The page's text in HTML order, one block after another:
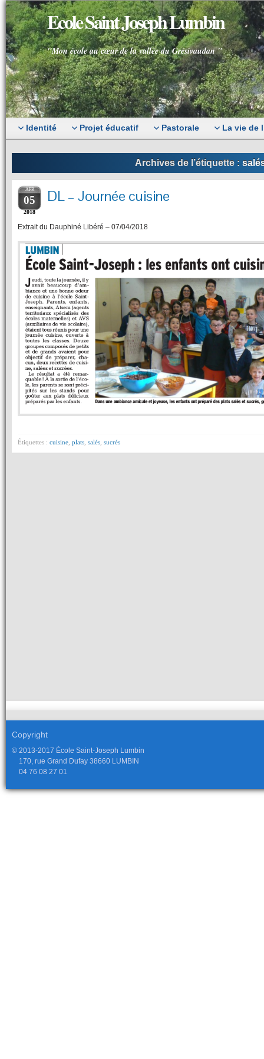
Ecole Saint Joseph Lumbin
"Mon école au cœur de la vallée du Grésivaudan "
Identité Projet éducatif Pastorale La vie de
Archives de l’étiquette :
APR
05
2018
DL – Journée cuisine
Extrait du Dauphiné Libéré – 07/04/2018
Étiquettes : cuisine plats salés sucrés
Copyright
© 2013-2017 École Saint-Joseph Lumbin
170, rue Grand Dufay 38660 LUMBIN
04 76 08 27 01